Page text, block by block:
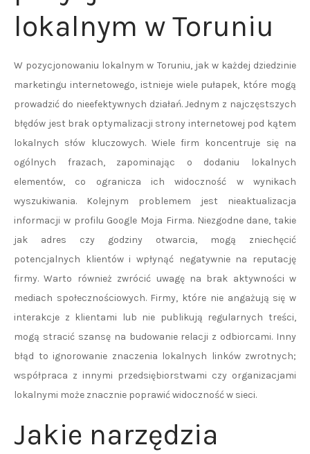
lokalnym w Toruniu
W pozycjonowaniu lokalnym w Toruniu, jak w każdej dziedzinie
marketingu internetowego, istnieje wiele pułapek, które mogą
prowadzić do nieefektywnych działań. Jednym z najczęstszych
błędów jest brak optymalizacji strony internetowej pod kątem
lokalnych słów kluczowych. Wiele firm koncentruje się na
ogólnych frazach, zapominając o dodaniu lokalnych
elementów, co ogranicza ich widoczność w wynikach
wyszukiwania. Kolejnym problemem jest nieaktualizacja
informacji w profilu Google Moja Firma. Niezgodne dane, takie
jak adres czy godziny otwarcia, mogą zniechęcić
potencjalnych klientów i wpłynąć negatywnie na reputację
firmy. Warto również zwrócić uwagę na brak aktywności w
mediach społecznościowych. Firmy, które nie angażują się w
interakcje z klientami lub nie publikują regularnych treści,
mogą stracić szansę na budowanie relacji z odbiorcami. Inny
błąd to ignorowanie znaczenia lokalnych linków zwrotnych;
współpraca z innymi przedsiębiorstwami czy organizacjami
lokalnymi może znacznie poprawić widoczność w sieci.
Jakie narzędzia